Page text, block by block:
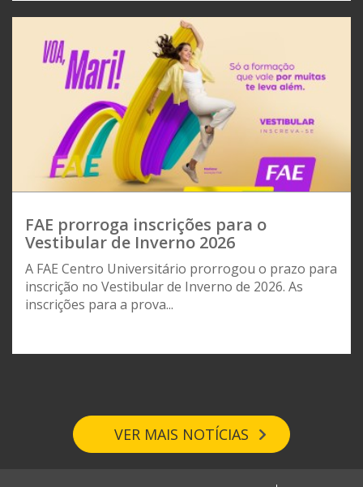
FAE prorroga inscrições para o
Vestibular de Inverno 2026
A FAE Centro Universitário prorrogou o prazo para
inscrição no Vestibular de Inverno de 2026. As
inscrições para a prova...
VER MAIS NOTÍCIAS